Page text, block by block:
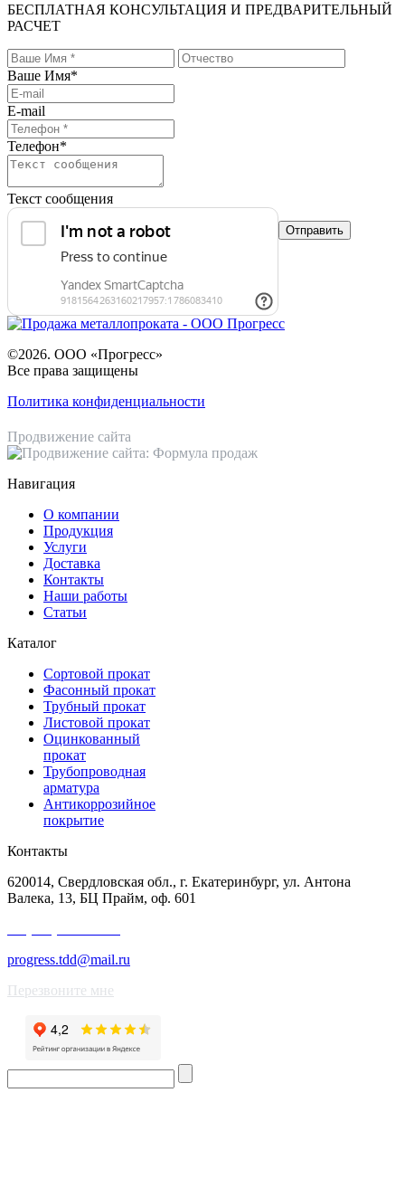
БЕСПЛАТНАЯ КОНСУЛЬТАЦИЯ И ПРЕДВАРИТЕЛЬНЫЙ
РАСЧЕТ
Ваше Имя*
E-mail
Телефон*
Текст сообщения
©2026. ООО «Прогресс»
Все права защищены
Политика конфиденциальности
Продвижение сайта
Навигация
О компании
Продукция
Услуги
Доставка
Контакты
Наши работы
Статьи
Каталог
Сортовой прокат
Фасонный прокат
Трубный прокат
Листовой прокат
Оцинкованный
прокат
Трубопроводная
арматура
Антикоррозийное
покрытие
Контакты
620014, Свердловская обл., г. Екатеринбург, ул. Антона
Валека, 13, БЦ Прайм, оф. 601
progress.tdd@mail.ru
Перезвоните мне